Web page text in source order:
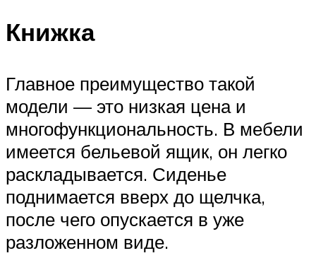
Книжка
Главное преимущество такой
модели — это низкая цена и
многофункциональность. В мебели
имеется бельевой ящик, он легко
раскладывается. Сиденье
поднимается вверх до щелчка,
после чего опускается в уже
разложенном виде.